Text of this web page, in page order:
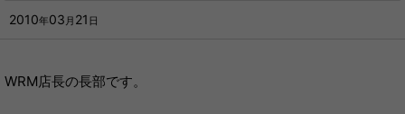
2010年03 月 21 日
WRM店長の長部です。